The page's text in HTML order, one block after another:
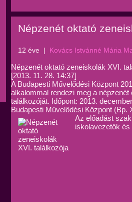
Népzenét oktató
12 éve | Kovács Istvánné Mária
Népzenét oktató zeneiskolák XVI.
[2013. 11. 28. 14:37]
A Budapesti Művelődési Központ
alkalommal rendezi meg a
találkozóját. Időpont: 2013.
Budapesti Művelődési Központ (Bp.
Az előadást
iskolavezetők